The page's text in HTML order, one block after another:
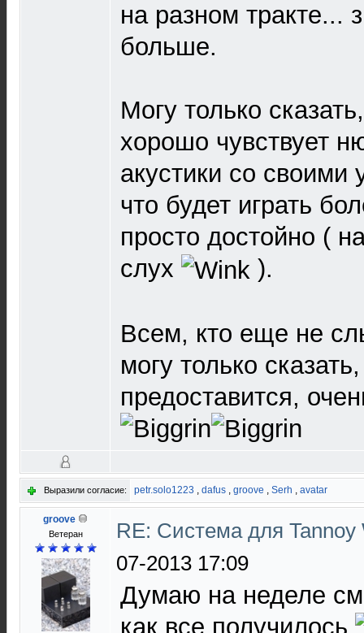
на разном тракте...
больше.
Могу только
хорошо чувствует
акустики со своими
что будет играть
просто достойно (
слух
).
Всем, кто еще не
могу только
предоставится,
Выразили согласие: petr.solo1223 , dafus , groove , Serh , avatar
groove
Ветеран
RE: Система для
07-2013 17:09
Думаю на неделе
как все получилось